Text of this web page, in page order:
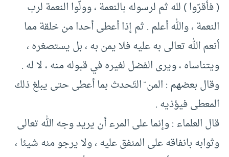
( فأقرّوا ) لله ثم لرسوله بالنعمة ، وولّوا النعمة لرب
النعمة ، والله أعلم . ثم إذا أعطى أحدا من خلقة مما
أنعم الله تعالى به عليه فلا يمن به ، بل يستصغره ،
ويتناساه ، ويرى الفضل لغيره في قبوله منه ، لا له .
وقال بعضهم : المن ّ التّحدث بما أعطى حتى يبلغ ذلك
المعطى فيؤذيه .
قال العلماء : وإنما على المرء أن يريد وجه الله تعالى
وثوابه بانفاقه على المنفق عليه ، ولا يرجو منه شيئا ،